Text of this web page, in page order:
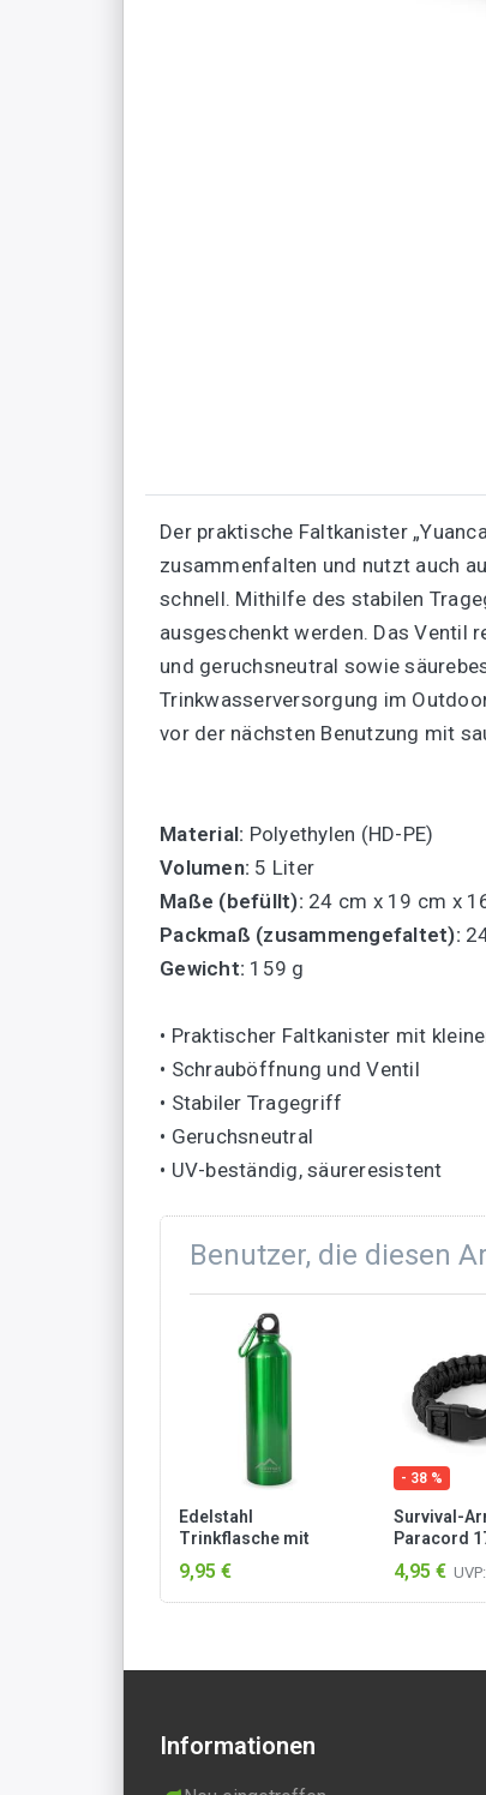
Der praktische Faltkanister
zusammenfalten und nutzt auch
schnell. Mithilfe des stabilen
ausgeschenkt werden. Das Ventil
und geruchsneutral sowie
Trinkwasserversorgung im
vor der nächsten Benutzung mit
Material: Polyethylen (HD-PE)
Volumen: 5 Liter
Maße (befüllt): 24 cm x 19 cm x
Packmaß (zusammengefaltet):
Gewicht: 159 g
• Praktischer Faltkanister mit
• Schrauböffnung und Ventil
• Stabiler Tragegriff
• Geruchsneutral
• UV-beständig, säureresistent
Benutzer, die diesen
Edelstahl
Trinkflasche mit
Karabiner 750 ml Grün
9,95 €
- 38 %
Survival-
Paracord
Small
4,95 € UVP:
Informationen